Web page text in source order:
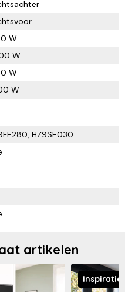
W
W
W
W
HZ9SE030
artikelen
Inspiratie